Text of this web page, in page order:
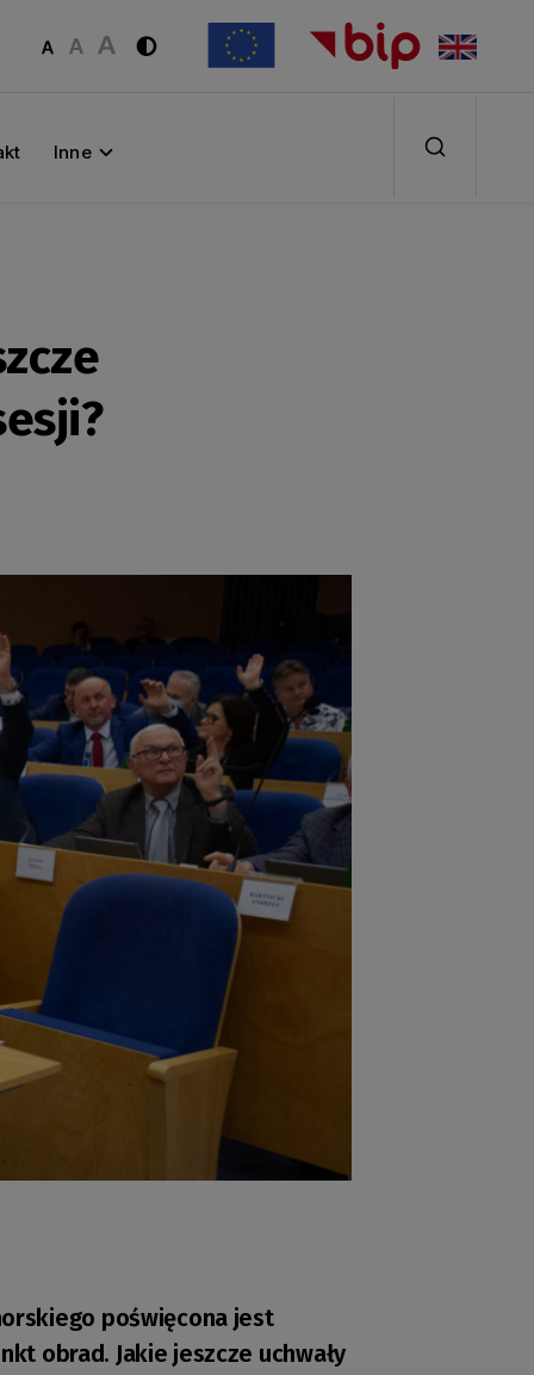
Inne
poświęcona jest
obrad. Jakie jeszcze uchwały